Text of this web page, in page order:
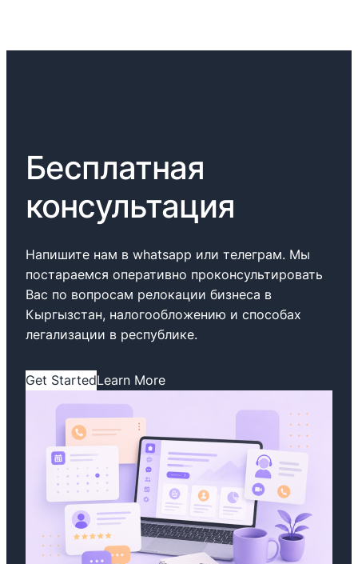
Бесплатная
консультация
Напишите нам в whatsapp или телеграм. Мы
постараемся оперативно проконсультировать
Вас по вопросам релокации бизнеса в
Кыргызстан, налогообложению и способах
легализации в республике.
Get StartedLearn More